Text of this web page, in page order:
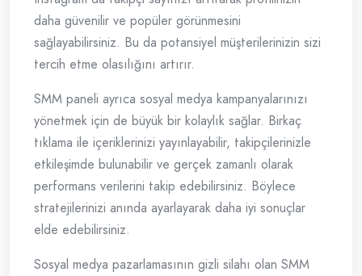
daha güvenilir ve popüler görünmesini
sağlayabilirsiniz. Bu da potansiyel müşterilerinizin sizi
tercih etme olasılığını artırır.
SMM paneli ayrıca sosyal medya kampanyalarınızı
yönetmek için de büyük bir kolaylık sağlar. Birkaç
tıklama ile içeriklerinizi yayınlayabilir, takipçilerinizle
etkileşimde bulunabilir ve gerçek zamanlı olarak
performans verilerini takip edebilirsiniz. Böylece
stratejilerinizi anında ayarlayarak daha iyi sonuçlar
elde edebilirsiniz.
Sosyal medya pazarlamasının gizli silahı olan SMM